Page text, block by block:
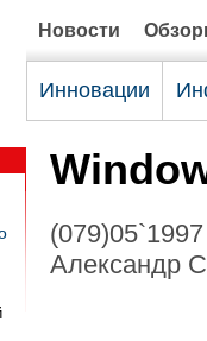
Новости
Инновации
(079)05`1997
Александр